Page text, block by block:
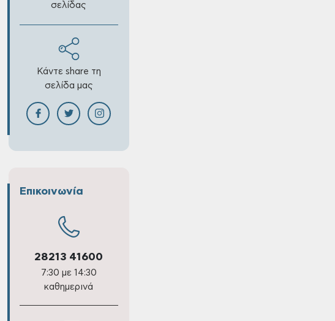
σελίδας
Κάντε share τη
σελίδα μας
Επικοινωνία
28213 41600
7:30 με 14:30
καθημερινά